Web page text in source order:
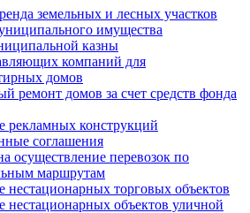
земельных и лесных участков
имущества
казны
компаний для
домов
ремонт домов за счет средств фонда
рекламных конструкций
соглашения
осуществление перевозок по
маршрутам
нестационарных торговых объектов
нестационарных объектов уличной